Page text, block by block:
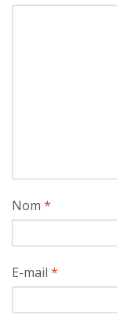
Nom *
E-mail *